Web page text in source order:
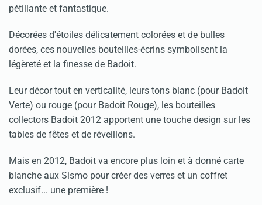
pétillante et fantastique.
Décorées d'étoiles délicatement colorées et de bulles
dorées, ces nouvelles bouteilles-écrins symbolisent la
légèreté et la finesse de Badoit.
Leur décor tout en verticalité, leurs tons blanc (pour Badoit
Verte) ou rouge (pour Badoit Rouge), les bouteilles
collectors Badoit 2012 apportent une touche design sur les
tables de fêtes et de réveillons.
Mais en 2012, Badoit va encore plus loin et à donné carte
blanche aux Sismo pour créer des verres et un coffret
exclusif... une première !